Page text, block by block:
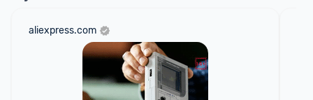
aliexpress.com